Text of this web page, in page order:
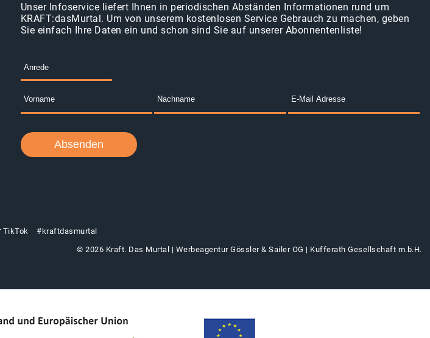
Unser Infoservice liefert Ihnen in periodischen Abständen Informationen rund um
KRAFT:dasMurtal. Um von unserem kostenlosen Service Gebrauch zu machen, geben
Sie einfach Ihre Daten ein und schon sind Sie auf unserer Abonnentenliste!
TikTok
#kraftdasmurtal
© 2026 Kraft. Das Murtal | Werbeagentur Gössler & Sailer OG | Kufferath Gesellschaft m.b.H.